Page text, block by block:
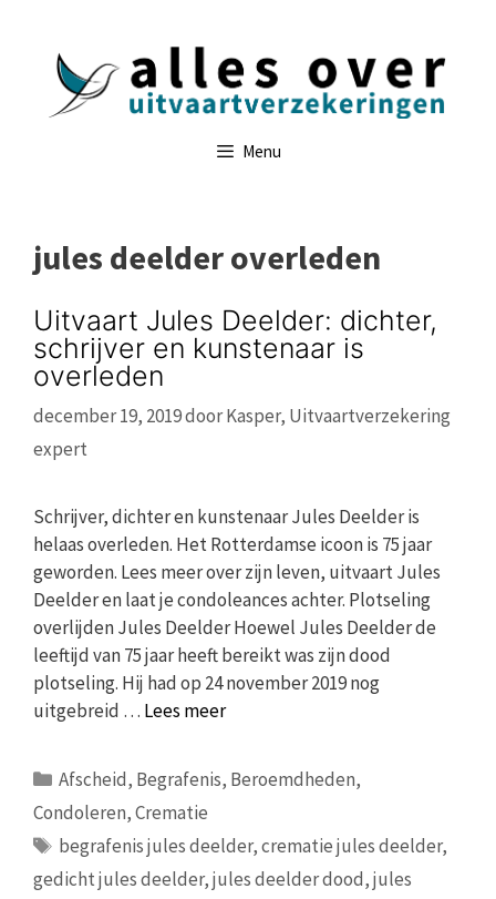
Menu
jules deelder overleden
Uitvaart Jules Deelder: dichter,
schrijver en kunstenaar is
overleden
december 19, 2019doorKasper, Uitvaartverzekering
expert
Schrijver, dichter en kunstenaar Jules Deelder is
helaas overleden. Het Rotterdamse icoon is 75 jaar
geworden. Lees meer over zijn leven, uitvaart Jules
Deelder en laat je condoleances achter. Plotseling
overlijden Jules Deelder Hoewel Jules Deelder de
leeftijd van 75 jaar heeft bereikt was zijn dood
plotseling. Hij had op 24 november 2019 nog
uitgebreid … Lees meer
Categorieën
Afscheid, Begrafenis, Beroemdheden,
Condoleren,Crematie
Tags
begrafenis jules deelder,crematie jules deelder,
gedicht jules deelder,jules deelder dood,jules